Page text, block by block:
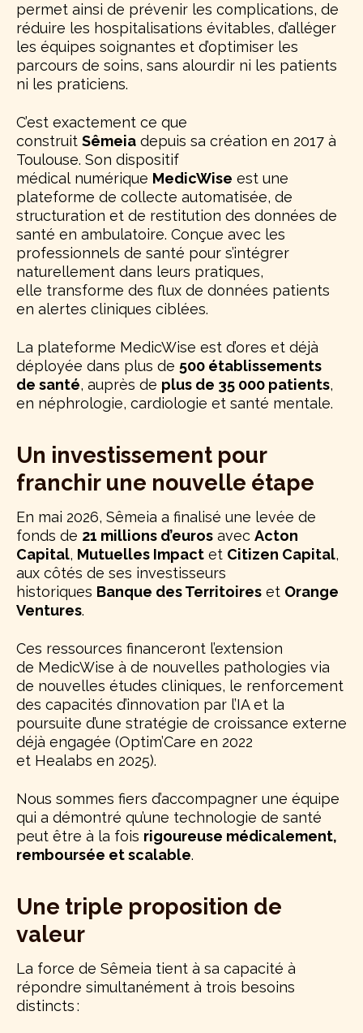
permet ainsi de prévenir les complications, de
réduire les hospitalisations évitables, d’alléger
les équipes soignantes et d’optimiser les
parcours de soins, sans alourdir ni les patients
ni les praticiens.
C’est exactement ce que
construit Sêmeia depuis sa création en 2017 à
Toulouse. Son dispositif
médical numérique MedicWise est une
plateforme de collecte automatisée, de
structuration et de restitution des données de
santé en ambulatoire. Conçue avec les
professionnels de santé pour s’intégrer
naturellement dans leurs pratiques,
elle transforme des flux de données patients
en alertes cliniques ciblées.
La plateforme MedicWise est d’ores et déjà
déployée dans plus de 500 établissements
de santé, auprès de plus de 35 000 patients,
en néphrologie, cardiologie et santé mentale.
Un investissement pour
franchir une nouvelle étape
En mai 2026, Sêmeia a finalisé une levée de
fonds de 21 millions d’euros avec Acton
Capital, Mutuelles Impact et Citizen Capital,
aux côtés de ses investisseurs
historiques Banque des Territoires et Orange
Ventures.
Ces ressources financeront l’extension
de MedicWise à de nouvelles pathologies via
de nouvelles études cliniques, le renforcement
des capacités d’innovation par l’IA et la
poursuite d’une stratégie de croissance externe
déjà engagée (Optim’Care en 2022
et Healabs en 2025).
Nous sommes fiers d’accompagner une équipe
qui a démontré qu’une technologie de santé
peut être à la fois rigoureuse médicalement,
remboursée et scalable.
Une triple proposition de
valeur
La force de Sêmeia tient à sa capacité à
répondre simultanément à trois besoins
distincts :